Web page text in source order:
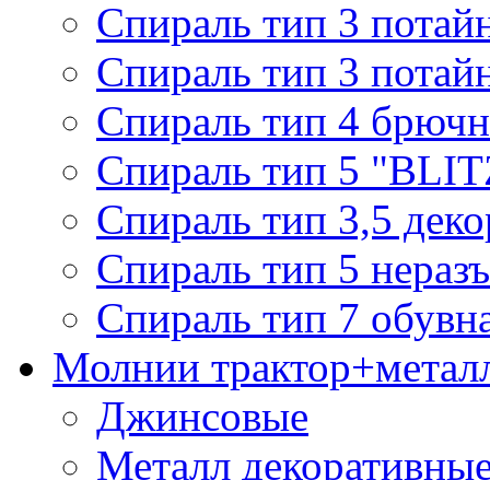
Спираль тип 3
Спираль тип 3
Спираль тип 4
Спираль тип 5
Спираль тип 3,5
Спираль тип 5
Спираль тип 7
Молнии
Джинсовые
Металл